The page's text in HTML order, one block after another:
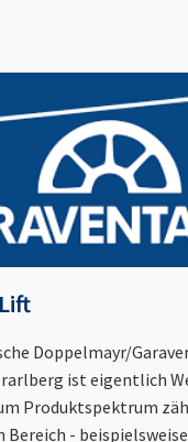
Doppelmayr/
ist eigentlich
Produktspektrum
Bereich -